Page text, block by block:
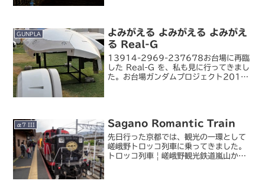
GUNPLA
よみがえる よみがえる よみがえ
る Real-G
13914-2969-237678お台場に再臨
した Real-G を、私も見に行ってきまし
た。お台場ガンダムプロジェクト2011
α7 III Sagano Romantic Train
先日行った京都では、観光の一環として
嵯峨野トロッコ列車に乗ってきました。
トロッコ列車 | 嵯峨野観光鉄道嵐山から